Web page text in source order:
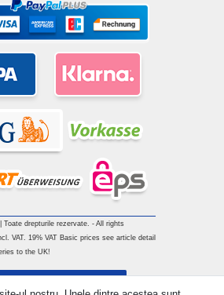
Toate drepturile rezervate. - All rights
VAT. 19% VAT Basic prices see article detail
to the UK!